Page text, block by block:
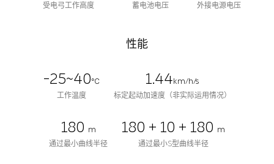
受电弓工作高度
蓄电池电压
外接电源电压
性能
-25~40℃
工作温度
1.44 km/h/s
标定起动加速度（非实际运用情况）
180 m
通过最小曲线半径
180 + 10 + 180 m
通过最小S型曲线半径